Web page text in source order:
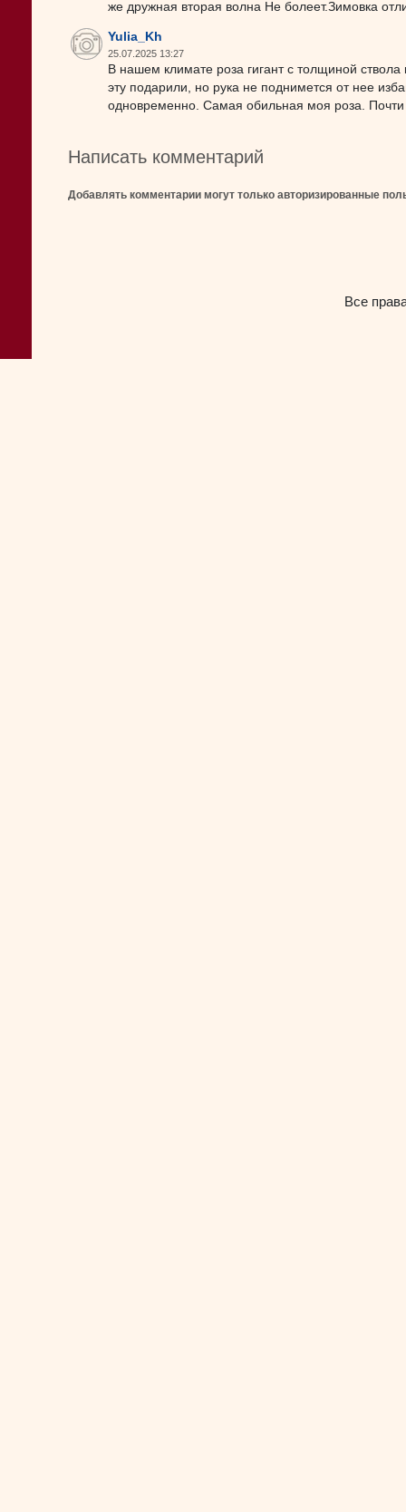
же дружная вторая волна Не болеет.Зимовка
Yulia_Kh
25.07.2025 13:27
В нашем климате роза гигант с толщиной
эту подарили, но рука не поднимется от нее
одновременно. Самая обильная моя роза.
Написать комментарий
Добавлять комментарии могут только авторизированные
Все